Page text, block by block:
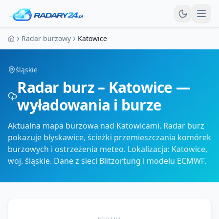
Strona główna
Radar burzowy Katowice
śląskie
Radar burz – Katowice —
wyładowania i burze
Aktualna mapa burzowa nad Katowicami. Radar burz
pokazuje błyskawice, ścieżki przemieszczania komórek
burzowych i ostrzeżenia meteo. Lokalizacja: Katowice,
woj. śląskie. Dane z sieci Blitzortung i modelu ECMWF.